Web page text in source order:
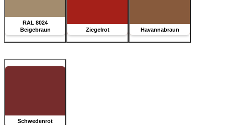
RAL 8024
Beigebraun
Ziegelrot Havannabraun
Schwedenrot